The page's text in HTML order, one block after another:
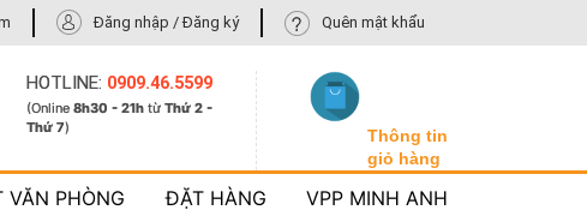
Quên mật khẩu
Đăng nhập / Đăng ký
HOTLINE: 0909.46.5599
(Online8h30 - 21h từThứ 2 -
Thứ 7)
Thông tin
giỏ hàng
VĂN PHÒNG ĐẶT HÀNG VPP MINH ANH